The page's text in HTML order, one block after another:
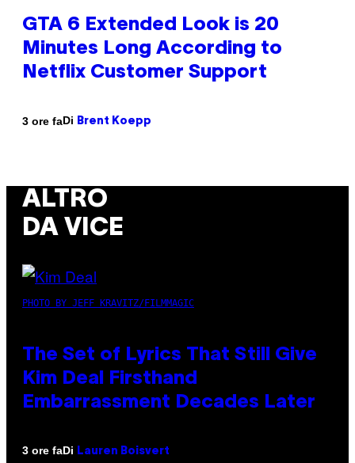
GTA 6 Extended Look is 20
Minutes Long According to
Netflix Customer Support
3 ore faDi Brent Koepp
ALTRO
DA VICE
PHOTO BY JEFF KRAVITZ/FILMMAGIC
The Set of Lyrics That Still Give
Kim Deal Firsthand
Embarrassment Decades Later
3 ore faDi Lauren Boisvert